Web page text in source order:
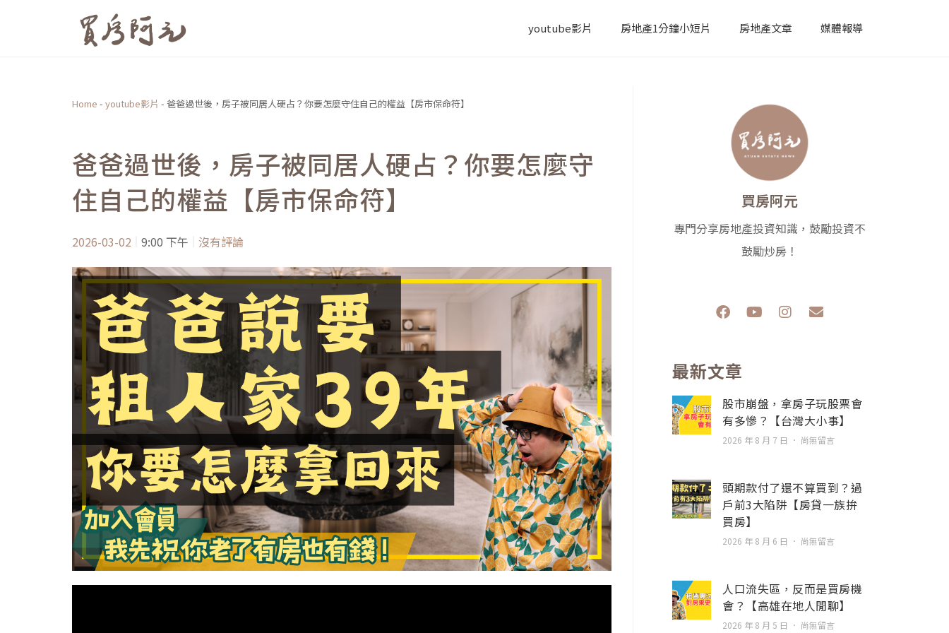
youtube影片 房地產1分鐘小短片 房地產文章 媒體報導
Home - youtube影片 - 爸爸過世後，房子被同居人硬占？你要怎麼守住自己的權益【房市保命符】
爸爸過世後，房子被同居人硬占？你要怎麼守
住自己的權益【房市保命符】
2026-03-02 9:00 下午 沒有評論
買房阿元
專門分享房地產投資知識，鼓勵投資不
鼓勵炒房！
F
a
b
o
o
k
Y
o
e
I
n
r
a
m
E
n
p
e
最新文章
股市崩盤，拿房子玩股票會
有多慘？【台灣大小事】
2026 年 8 月 7 日 尚無留言
頭期款付了還不算買到？過
戶前3大陷阱【房貸一族拚
買房】
2026 年 8 月 6 日 尚無留言
人口流失區，反而是買房機
會？【高雄在地人閒聊】
2026 年 8 月 5 日 尚無留言